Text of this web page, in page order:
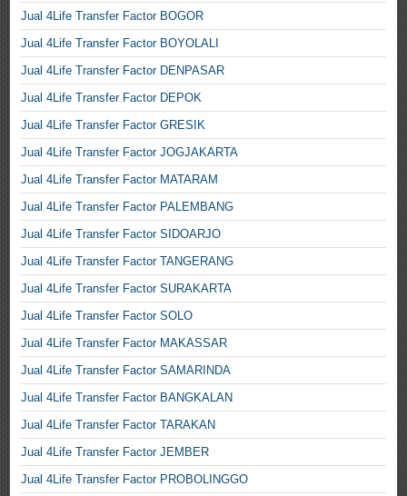
Jual 4Life Transfer Factor BOGOR
Jual 4Life Transfer Factor BOYOLALI
Jual 4Life Transfer Factor DENPASAR
Jual 4Life Transfer Factor DEPOK
Jual 4Life Transfer Factor GRESIK
Jual 4Life Transfer Factor JOGJAKARTA
Jual 4Life Transfer Factor MATARAM
Jual 4Life Transfer Factor PALEMBANG
Jual 4Life Transfer Factor SIDOARJO
Jual 4Life Transfer Factor TANGERANG
Jual 4Life Transfer Factor SURAKARTA
Jual 4Life Transfer Factor SOLO
Jual 4Life Transfer Factor MAKASSAR
Jual 4Life Transfer Factor SAMARINDA
Jual 4Life Transfer Factor BANGKALAN
Jual 4Life Transfer Factor TARAKAN
Jual 4Life Transfer Factor JEMBER
Jual 4Life Transfer Factor PROBOLINGGO